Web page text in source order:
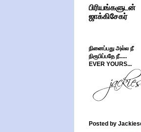
பிரியங்களுடன்
ஜாக்கிசேகர்
நினைப்பது அல்ல நீ
நிரூபிப்பதே நீ.....
EVER YOURS...
Posted by